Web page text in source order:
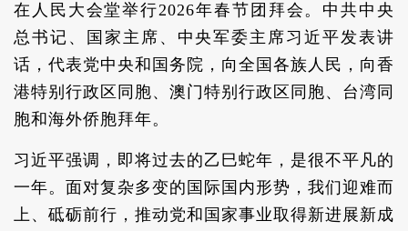
在人民大会堂举行2026年春节团拜会。中共中央
总书记、国家主席、中央军委主席习近平发表讲
话，代表党中央和国务院，向全国各族人民，向香
港特别行政区同胞、澳门特别行政区同胞、台湾同
胞和海外侨胞拜年。
习近平强调，即将过去的乙巳蛇年，是很不平凡的
一年。面对复杂多变的国际国内形势，我们迎难而
上、砥砺前行，推动党和国家事业取得新进展新成